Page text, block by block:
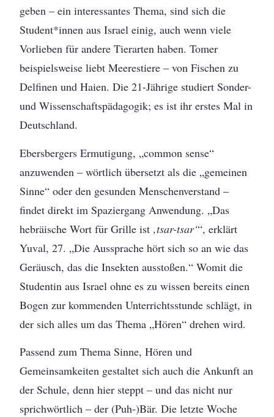
geben – ein interessantes Thema, sind sich die
Student*innen aus Israel einig, auch wenn viele
Vorlieben für andere Tierarten haben. Tomer
beispielsweise liebt Meerestiere – von Fischen zu
Delfinen und Haien. Die 21-Jährige studiert Sonder-
und Wissenschaftspädagogik; es ist ihr erstes Mal in
Deutschland.
Ebersbergers Ermutigung, „common sense“
anzuwenden – wörtlich übersetzt als die „gemeinen
Sinne“ oder den gesunden Menschenverstand –
findet direkt im Spaziergang Anwendung. „Das
hebräische Wort für Grille ist ‚tsar-tsar‘“, erklärt
Yuval, 27. „Die Aussprache hört sich so an wie das
Geräusch, das die Insekten ausstoßen.“ Womit die
Studentin aus Israel ohne es zu wissen bereits einen
Bogen zur kommenden Unterrichtsstunde schlägt, in
der sich alles um das Thema „Hören“ drehen wird.
Passend zum Thema Sinne, Hören und
Gemeinsamkeiten gestaltet sich auch die Ankunft an
der Schule, denn hier steppt – und das nicht nur
sprichwörtlich – der (Puh-)Bär. Die letzte Woche